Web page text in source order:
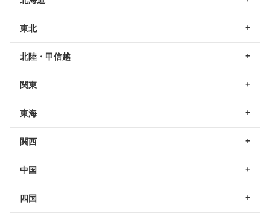
東北
北陸・甲信越
関東
東海
関西
中国
四国